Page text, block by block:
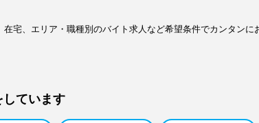
宅、エリア・職種別のバイト求人など希望条件でカンタンに
ています